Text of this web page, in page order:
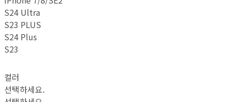
S24 Ultra
S23 PLUS
S24 Plus
S23
컬러
선택하세요.